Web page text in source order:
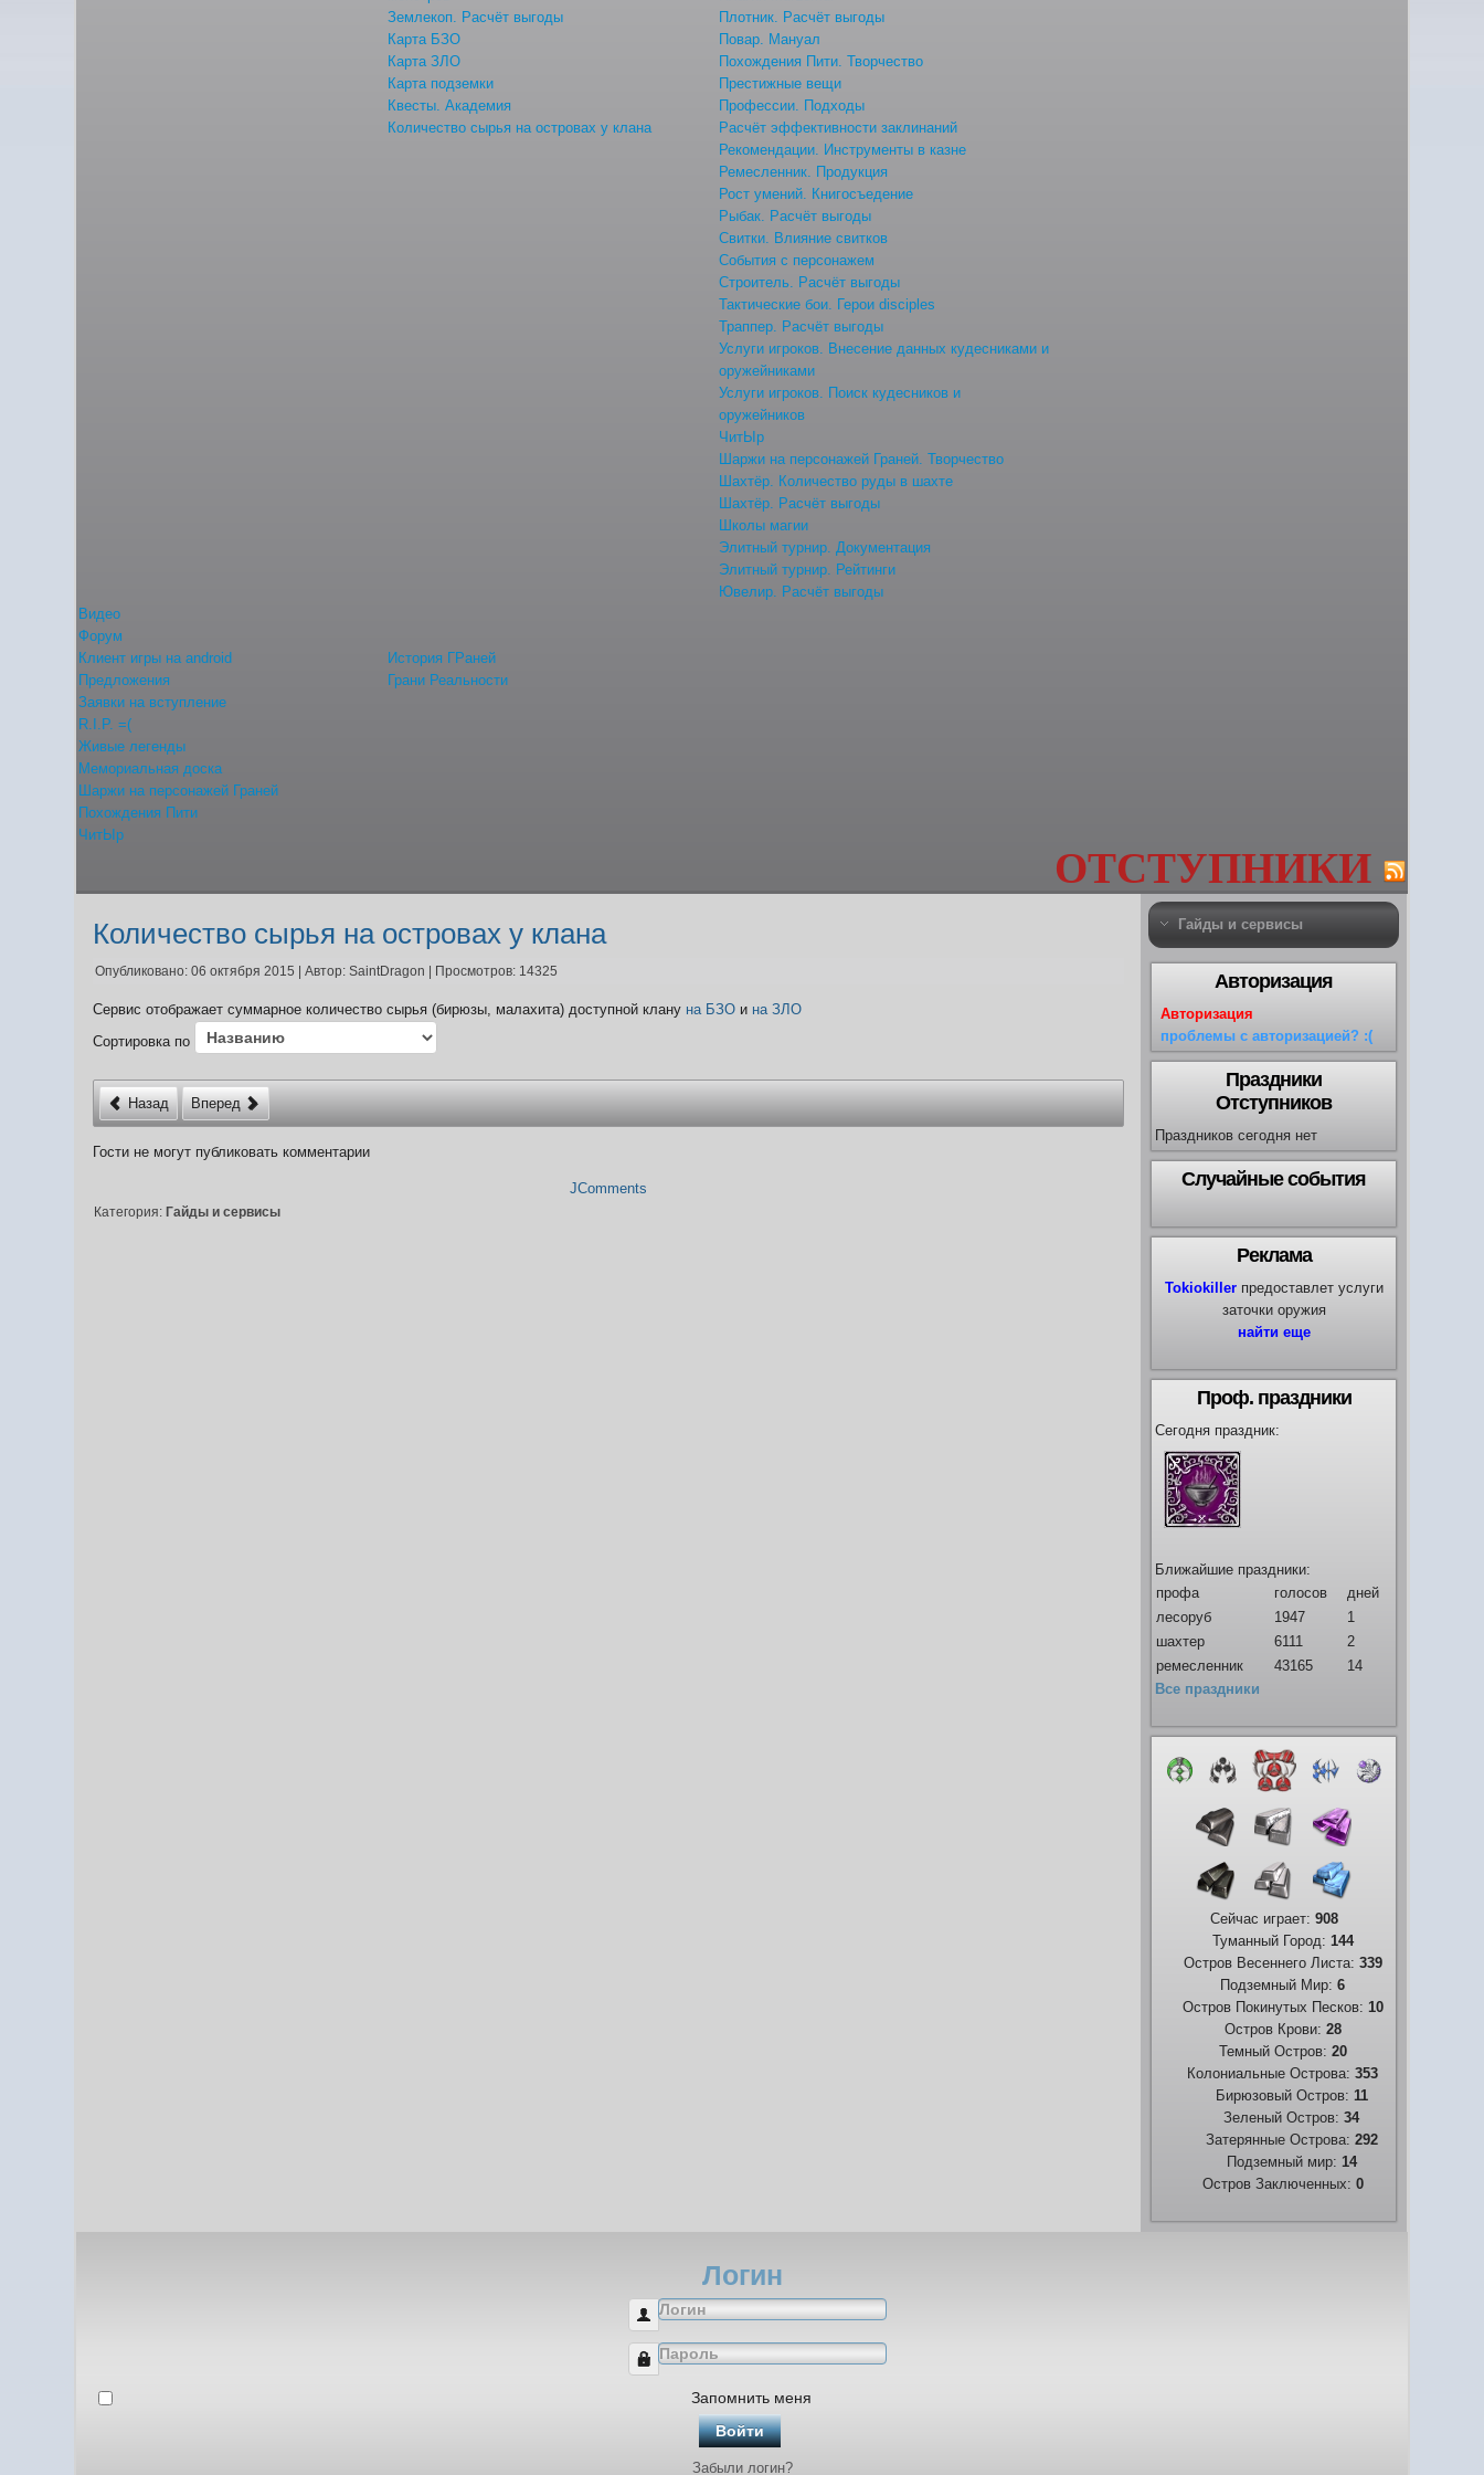
Землекоп. Расчёт выгоды
Карта БЗО
Карта ЗЛО
Карта подземки
Квесты. Академия
Количество сырья на островах у клана
Плотник. Расчёт выгоды
Повар. Мануал
Похождения Пити. Творчество
Престижные вещи
Профессии. Подходы
Расчёт эффективности заклинаний
Рекомендации. Инструменты в казне
Ремесленник. Продукция
Рост умений. Книгосъедение
Рыбак. Расчёт выгоды
Свитки. Влияние свитков
События с персонажем
Строитель. Расчёт выгоды
Тактические бои. Герои disciples
Траппер. Расчёт выгоды
Услуги игроков. Внесение данных кудесниками и
оружейниками
Услуги игроков. Поиск кудесников и
оружейников
ЧитЫр
Шаржи на персонажей Граней. Творчество
Шахтёр. Количество руды в шахте
Шахтёр. Расчёт выгоды
Школы магии
Элитный турнир. Документация
Элитный турнир. Рейтинги
Ювелир. Расчёт выгоды
Видео
Форум
Клиент игры на android
Предложения
Заявки на вступление
R.I.P. =(
История ГРаней
Живые легенды
Мемориальная доска
Шаржи на персонажей Граней
Похождения Пити
ЧитЫр
Грани Реальности
ОТСТУПНИКИ
Количество сырья на островах у клана
Опубликовано: 06 октября 2015 |Автор: SaintDragon Просмотров: 14325
Сервис отображает суммарное количество сырья (бирюзы, малахита) доступной клану на БЗО и на ЗЛО
Сортировка по
Назад Вперед
Гости не могут публиковать комментарии
JComments
Категория: Гайды и сервисы
Гайды и сервисы
Авторизация
Авторизация
проблемы с авторизацией? :(
Праздники
Отступников
Праздников сегодня нет
Случайные события
Реклама
Tokiokillerпредоставлет услуги
заточки оружия
найти еще
Проф. праздники
Сегодня праздник:
Ближайшие праздники:
профа
голосов
дней
лесоруб
1947
1
шахтер
6111
2
ремесленник
43165
14
Все праздники
Сейчас играет: 908
Туманный Город: 144
Остров Весеннего Листа: 339
Подземный Мир:6
Остров Покинутых Песков: 10
Остров Крови: 28
Темный Остров: 20
Колониальные Острова:353
Бирюзовый Остров: 11
Зеленый Остров:34
Затерянные Острова: 292
Подземный мир: 14
Остров Заключенных: 0
Логин
Запомнить меня
Войти
Забыли логин?